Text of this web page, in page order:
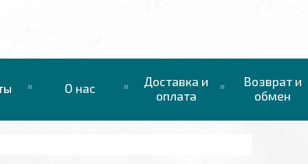
О нас
Доставка и
оплата
Возврат и
обмен